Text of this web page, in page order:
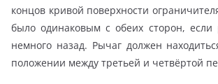
концов кривой поверхности
было одинаковым с обеих сторон, если
немного назад. Рычаг должен
положении между третьей и четвёртой